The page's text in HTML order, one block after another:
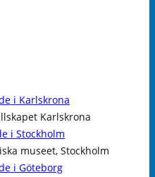
i Karlskrona
Karlskrona
i Stockholm
museet, Stockholm
i Göteborg